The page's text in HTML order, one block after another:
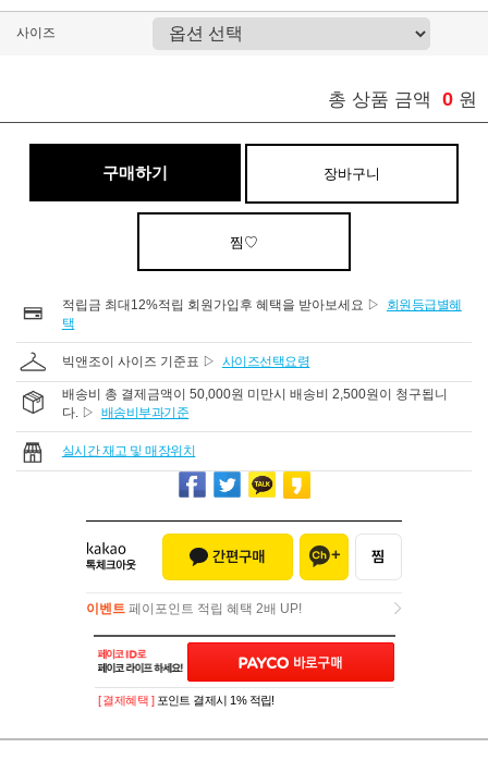
사이즈
총 상품 금액 0 원
구매하기 장바구니
찜♡
적립금 최대12%적립 회원가입후 혜택을 받아보세요 ▷
회원등급별혜
택
빅앤조이 사이즈 기준표 ▷ 사이즈선택요령
배송비 총 결제금액이 50,000원 미만시 배송비 2,500원이 청구됩니
다. ▷ 배송비부과기준
실시간 재고 및 매장위치
이벤트 페이포인트 적립 혜택 2배 UP!
이벤트페이포인트 적립 혜택 2배 UP!
[ 결제혜택 ] 포인트 결제시 1% 적립!